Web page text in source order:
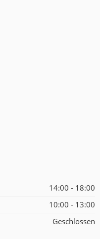
14:00 - 18:00
10:00 - 13:00
Geschlossen